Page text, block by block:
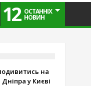
12 ОСТАННІХ
НОВИН
на
у Києві